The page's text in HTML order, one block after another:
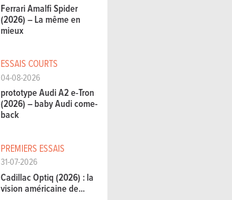
Ferrari Amalfi Spider
(2026) – La même en
mieux
ESSAIS COURTS
04-08-2026
prototype Audi A2 e-Tron
(2026) – baby Audi come-
back
PREMIERS ESSAIS
31-07-2026
Cadillac Optiq (2026) : la
vision américaine de...